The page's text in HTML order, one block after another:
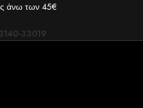
άνω των 45€
33019